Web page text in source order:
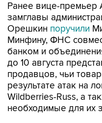
Ранее вице-премьер
замглавы
Орешкин поручили
Минфину, ФНС
банком и
до 10 августа
продавцов, чьи
результате атак на
Wildberries-Russ, а
необходимые для их